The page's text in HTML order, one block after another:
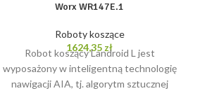
Worx WR147E.1
Roboty koszące
1624,35 zł
Robot koszący Landroid L jest
wyposażony w inteligentną technologię
nawigacji AIA, tj. algorytm sztucznej